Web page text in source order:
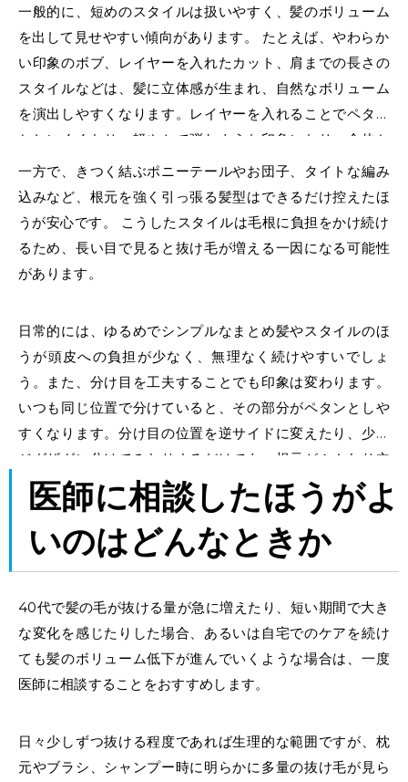
一般的に、短めのスタイルは扱いやすく、髪のボリューム
を出して見せやすい傾向があります。 たとえば、やわらか
い印象のボブ、レイヤーを入れたカット、肩までの長さの
スタイルなどは、髪に立体感が生まれ、自然なボリューム
を演出しやすくなります。レイヤーを入れることでペタン
としにくくなり、軽やかで弾むような印象になり、全体と
して髪が多く見えやすくなります。
一方で、きつく結ぶポニーテールやお団子、タイトな編み
込みなど、根元を強く引っ張る髪型はできるだけ控えたほ
うが安心です。 こうしたスタイルは毛根に負担をかけ続け
るため、長い目で見ると抜け毛が増える一因になる可能性
があります。
日常的には、ゆるめでシンプルなまとめ髪やスタイルのほ
うが頭皮への負担が少なく、無理なく続けやすいでしょ
う。また、分け目を工夫することでも印象は変わります。
いつも同じ位置で分けていると、その部分がペタンとしや
すくなります。分け目の位置を逆サイドに変えたり、少し
ジグザグに分けてみたりするだけでも、根元がふんわり立
ち上がり、ボリューム感が出やすくなります。
医師に相談したほうがよ
いのはどんなときか
40代で髪の毛が抜ける量が急に増えたり、短い期間で大き
な変化を感じたりした場合、あるいは自宅でのケアを続け
ても髪のボリューム低下が進んでいくような場合は、一度
医師に相談することをおすすめします。
日々少しずつ抜ける程度であれば生理的な範囲ですが、枕
元やブラシ、シャンプー時に明らかに多量の抜け毛が見ら